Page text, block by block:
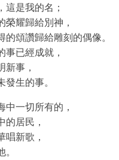
這是我的名；
榮耀歸給別神，
的頌讚歸給雕刻的偶像。
事已經成就，
新事，
發生的事。
中一切所有的，
的居民，
唱新歌，